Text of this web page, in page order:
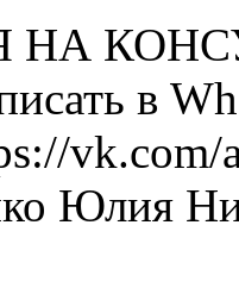
НА
в
Юлия